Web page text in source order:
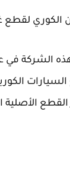
الكوري لقطع
القطع